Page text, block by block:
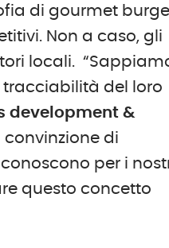
di gourmet
Non a caso, gli
locali.
del loro
development &
di
per i
questo concetto